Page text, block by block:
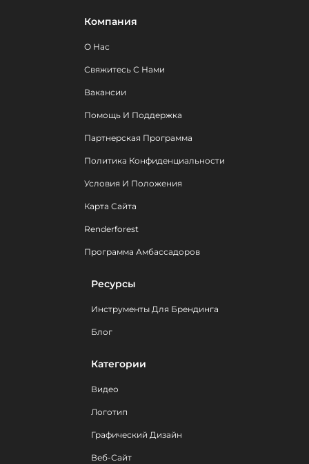
Компания
О Нас
Свяжитесь С Нами
Вакансии
Помощь И Поддержка
Партнерская Программа
Политика Конфиденциальности
Условия И Положения
Карта Сайта
Renderforest
Программа Амбассадоров
Ресурсы
Инструменты Для Брендинга
Блог
Категории
Видео
Логотип
Графический Дизайн
Веб-Сайт